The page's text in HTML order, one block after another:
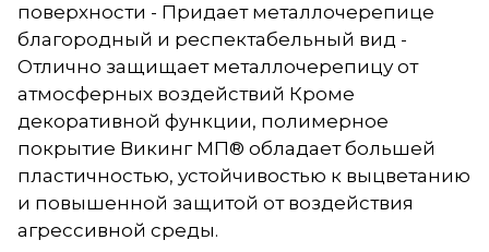
поверхности - Придает металлочерепице
благородный и респектабельный вид -
Отлично защищает металлочерепицу от
атмосферных воздействий Кроме
декоративной функции, полимерное
покрытие Викинг МП® обладает большей
пластичностью, устойчивостью к выцветанию
и повышенной защитой от воздействия
агрессивной среды.